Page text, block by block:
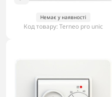
Немає у наявності
Код товару: Terneo pro unic